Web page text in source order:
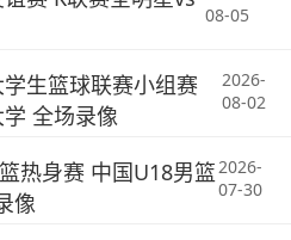
08-05
生篮球联赛小组赛
全场录像
2026-
08-02
热身赛 中国U18男篮
像
2026-
07-30